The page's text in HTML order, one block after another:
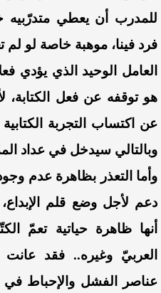
للمدرب أن يعطي متدرّبيه
فرد فينا، موهبة خاصة لو
العامل الوحيد الذي يؤدي
هو توقفه عن فعل الكتابة،
عن اكتساب التجربة
وبالتالي سيدخل في عداد
وأما التعذر بظاهرة عدم
دعم لأجل وضع قلم
أنها ظاهرة حياتية تعمّ
العربيّ وغيره.. فقد عانت
عناصر الفشل والإحباط في